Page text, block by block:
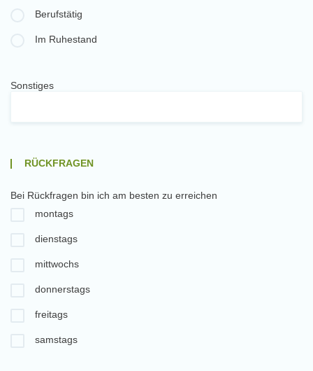
Berufstätig
Im Ruhestand
Sonstiges
RÜCKFRAGEN
Bei Rückfragen bin ich am besten zu erreichen
montags
dienstags
mittwochs
donnerstags
freitags
samstags